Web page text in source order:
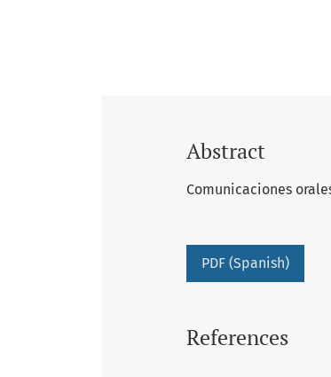
Abstract
Comunicaciones
PDF (Spanish)
References